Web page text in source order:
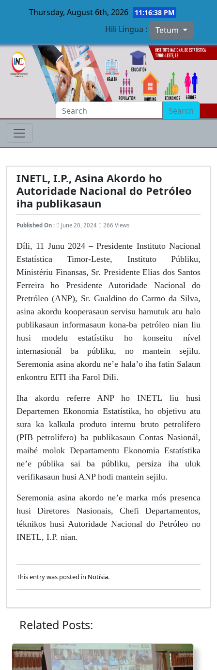
Skip to main content
Thursday, August 6th, 2026 11:16:39 PM
Hili Lingua : Tetum
Search
INETL, I.P., Asina Akordo ho
Autoridade Nacional do Petróleo
iha publikasaun
Published On : June 20, 2024 266 Views
Díli, 11 Junu 2024 – Presidente Instituto Nacional
Estatística Timor-Leste, Instituto Públiku,
Ministériu Finansas, Sr. Presidente Elias dos Santos
Ferreira ho Presidente Autoridade Nacional do
Pretróleo (ANP), Sr. Gualdino do Carmo da Silva,
asina akordu kooperasaun servisu hamutuk atu halo
publikasaun informasaun kona-ba petróleo nian liu
husi modelu estatístiku ho konseitu nível
internasionál ba públiku, no mantein sejilu.
Seremonia asina akordu ne’e hala’o iha fatin Salaun
enkontru EITI iha Farol Dili.
Iha akordu referre ANP ho INETL liu husi
Departemen Ekonomia Estatístika, ho objetivu atu
sura ka kalkula produto internu bruto petrolífero
(PIB petrolífero) ba publikasaun Contas Nasionál,
maibé molok Departamentu Ekonomia Estatístika
ne’e públika sai ba públiku, persiza iha uluk
verifikasaun husi ANP hodi mantein sejilu.
Seremonia asina akordo ne’e marka mós presenca
husi Diretores Nasionais, Chefi Departamentos,
téknikos husi Autoridade Nacional do Petróleo no
INETL, I.P. nian.
This entry was posted in Notísia.
Related Posts: